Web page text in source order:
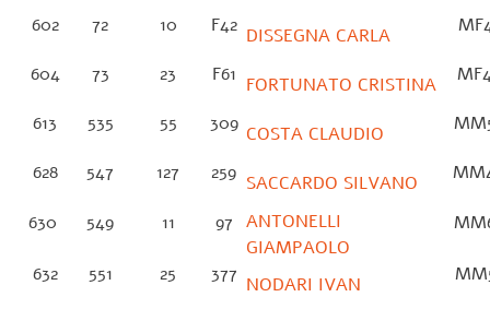
602 72 10 F42 DISSEGNA CARLA
604 73 23 F61 FORTUNATO CRISTINA
613 535 55 309 COSTA CLAUDIO
628 547 127 259 SACCARDO SILVANO
630 549 11 97
ANTONELLI
GIAMPAOLO
632 551 25 377 NODARI IVAN